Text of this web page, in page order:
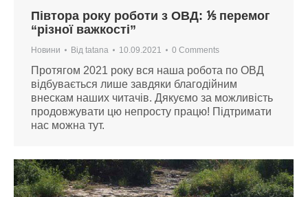
Півтора року роботи з ОВД: ⅕ перемог
“різної важкості”
Новини Від tatana 10.09.2021 0 Comments
Протягом 2021 року вся наша робота по ОВД
відбувається лише завдяки благодійним
внескам наших читачів. Дякуємо за можливість
продовжувати цю непросту працю! Підтримати
нас можна тут.